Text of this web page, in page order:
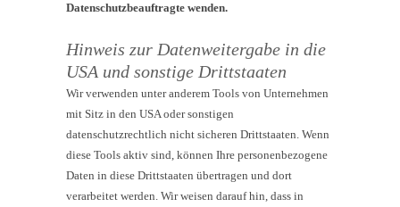
Datenschutzbeauftragte wenden.
Hinweis zur Datenweitergabe in die
USA und sonstige Drittstaaten
Wir verwenden unter anderem Tools von Unternehmen
mit Sitz in den USA oder sonstigen
datenschutzrechtlich nicht sicheren Drittstaaten. Wenn
diese Tools aktiv sind, können Ihre personenbezogene
Daten in diese Drittstaaten übertragen und dort
verarbeitet werden. Wir weisen darauf hin, dass in